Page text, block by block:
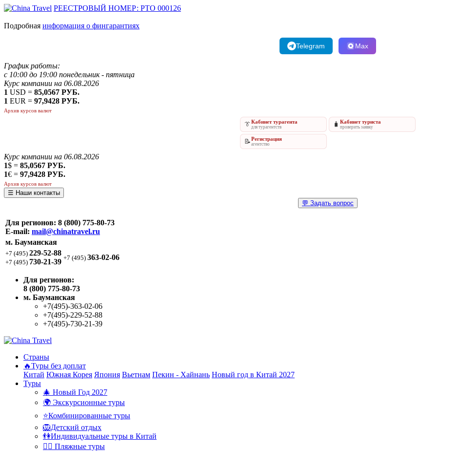
РЕЕСТРОВЫЙ НОМЕР: РТО 000126
Подробная информация о фингарантиях
Telegram Max
График работы:
с 10:00 до 19:00 понедельник - пятница
Курс компании на 06.08.2026
1 USD = 85,0567 РУБ.
1 EUR = 97,9428 РУБ.
Архив курсов валют
👔Кабинет турагента
для турагентств 🧳 Кабинет туриста
проверить заявку
📝Регистрация
агентство
Курс компании на 06.08.2026
1$ = 85,0567 РУБ.
1€ = 97,9428 РУБ.
Архив курсов валют
☰ Наши контакты
💬 Задать вопрос
Для регионов: 8 (800) 775-80-73
E-mail: mail@chinatravel.ru
м. Бауманская
+7 (495) 229-52-88
+7 (495) 730-21-39 +7 (495) 363-02-06
Для регионов:
8 (800) 775-80-73
м. Бауманская
+7(495)-363-02-06
+7(495)-229-52-88
+7(495)-730-21-39
Страны
🔥Туры без доплат
Китай Южная Корея Япония Вьетнам Пекин - Хайнань Новый год в Китай 2027
Туры
🎄 Новый Год 2027
🌍 Экскурсионные туры
⭐Комбинированные туры
🦁Детский отдых
👫Индивидуальные туры в Китай
🏊‍♂ Пляжные туры